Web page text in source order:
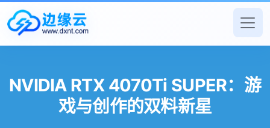
NVIDIA RTX 4070Ti SUPER：游
戏与创作的双料新星